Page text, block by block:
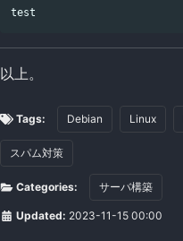
test
以上。
Tags: Debian Linux
スパム対策
Categories: サーバ構築
Updated: 2023-11-15 00:00